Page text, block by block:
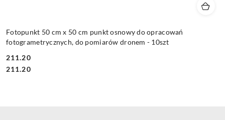
Fotopunkt 50 cm x 50 cm punkt osnowy do opracowań
fotogrametrycznych, do pomiarów dronem - 10szt
Cena:
211.20
Cena:
211.20